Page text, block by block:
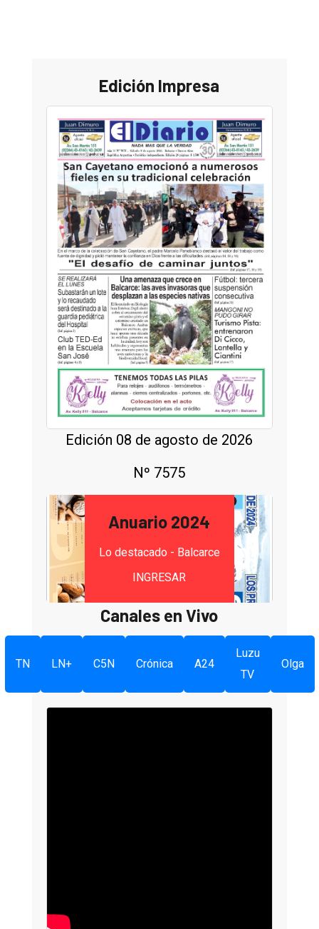
Edición Impresa
Edición 08 de agosto de 2026
Nº 7575
Anuario 2024
Lo destacado - Balcarce
INGRESAR
Canales en Vivo
TN LN+ C5N Crónica A24
Luzu
TV
Olga